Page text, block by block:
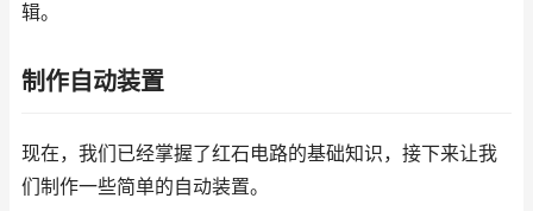
辑。
制作自动装置
现在，我们已经掌握了红石电路的基础知识，接下来让我
们制作一些简单的自动装置。